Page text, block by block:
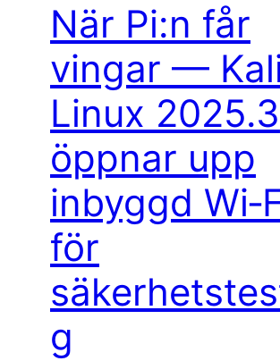
När Pi:n får
vingar —
Linux 2025.3
öppnar upp
inbyggd
för
g